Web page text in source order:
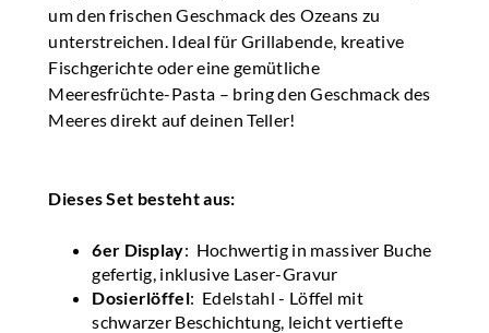
um den frischen Geschmack des Ozeans zu
unterstreichen. Ideal für Grillabende, kreative
Fischgerichte oder eine gemütliche
Meeresfrüchte-Pasta – bring den Geschmack des
Meeres direkt auf deinen Teller!
Dieses Set besteht aus:
6er Display: Hochwertig in massiver Buche
gefertig, inklusive Laser-Gravur
Dosierlöffel: Edelstahl - Löffel mit
schwarzer Beschichtung, leicht vertiefte